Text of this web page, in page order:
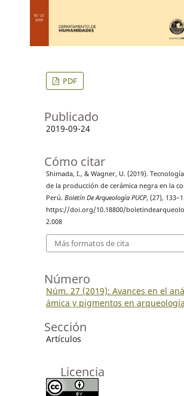
PDF
Publicado
2019-09-24
Cómo citar
Shimada, I., & Wagner, U. (2019).
de la producción de cerámica negra en la
Perú. Boletín De Arqueología PUCP, (27),
https://doi.org/10.18800/
2.008
Más formatos de cita
Número
Núm. 27 (2019): Avances en el
ámica y pigmentos en
Sección
Artículos
Licencia